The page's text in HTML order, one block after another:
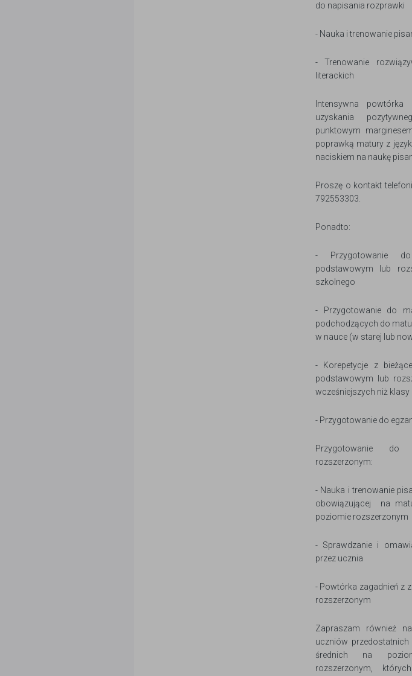
do napisania rozprawki
- Nauka i trenowanie
- Trenowanie
literackich
Intensywna powtórka
uzyskania
punktowym
poprawką matury z
naciskiem na naukę
Proszę o kontakt
792553303.
Ponadto:
- Przygotowanie
podstawowym lub
szkolnego
- Przygotowanie do
podchodzących do
w nauce (w starej lub
- Korepetycje z
podstawowym lub
wcześniejszych niż klasy
- Przygotowanie do
Przygotowanie
rozszerzonym:
- Nauka i trenowanie
obowiązującej na
poziomie rozszerzonym
- Sprawdzanie i
przez ucznia
- Powtórka zagadnień z
rozszerzonym
Zapraszam również
uczniów
średnich na
rozszerzonym,